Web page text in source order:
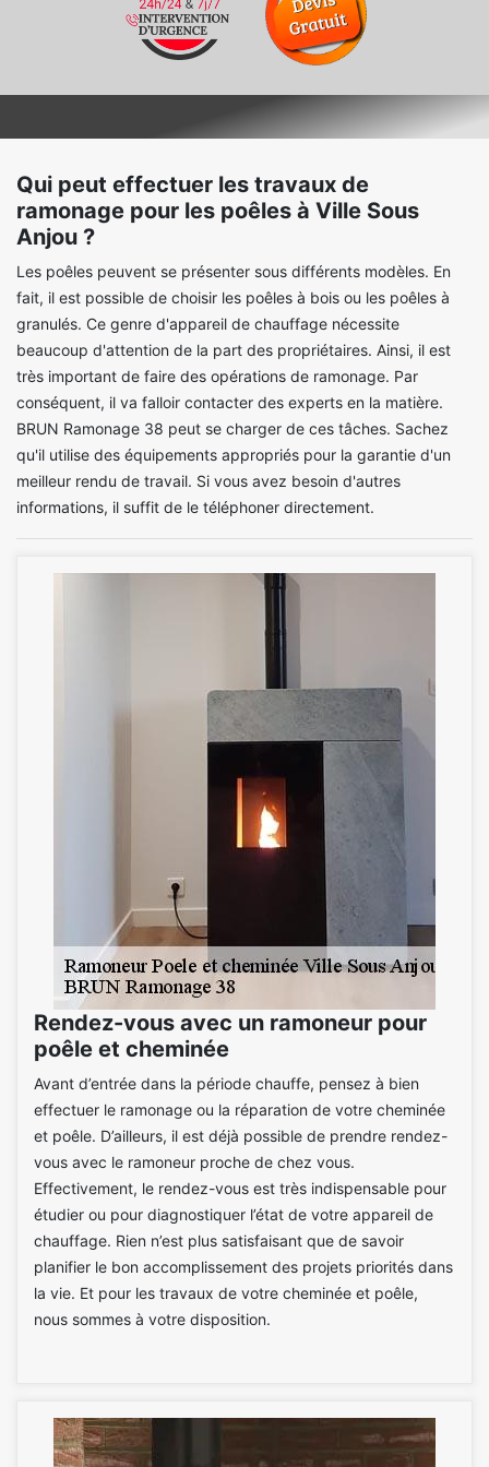
Qui peut effectuer les travaux de
ramonage pour les poêles à Ville Sous
Anjou ?
Les poêles peuvent se présenter sous différents modèles. En
fait, il est possible de choisir les poêles à bois ou les poêles à
granulés. Ce genre d'appareil de chauffage nécessite
beaucoup d'attention de la part des propriétaires. Ainsi, il est
très important de faire des opérations de ramonage. Par
conséquent, il va falloir contacter des experts en la matière.
BRUN Ramonage 38 peut se charger de ces tâches. Sachez
qu'il utilise des équipements appropriés pour la garantie d'un
meilleur rendu de travail. Si vous avez besoin d'autres
informations, il suffit de le téléphoner directement.
Rendez-vous avec un ramoneur pour
poêle et cheminée
Avant d’entrée dans la période chauffe, pensez à bien
effectuer le ramonage ou la réparation de votre cheminée
et poêle. D’ailleurs, il est déjà possible de prendre rendez-
vous avec le ramoneur proche de chez vous.
Effectivement, le rendez-vous est très indispensable pour
étudier ou pour diagnostiquer l’état de votre appareil de
chauffage. Rien n’est plus satisfaisant que de savoir
planifier le bon accomplissement des projets priorités dans
la vie. Et pour les travaux de votre cheminée et poêle,
nous sommes à votre disposition.